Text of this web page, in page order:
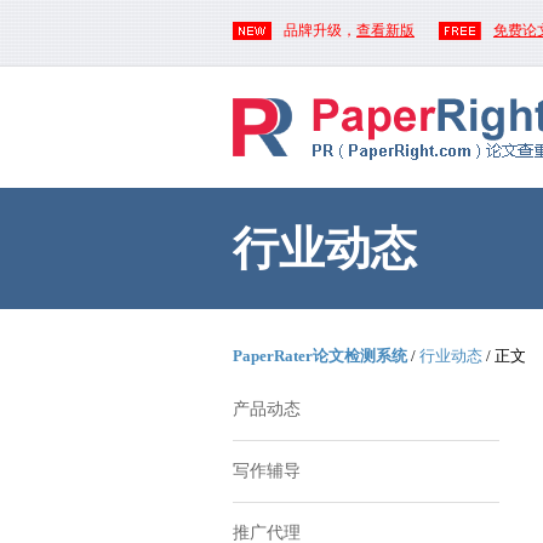
品牌升级， 查看新版 免费论
行业动态
PaperRater论文检测系统/ 行业动态 / 正文
产品动态
写作辅导
推广代理